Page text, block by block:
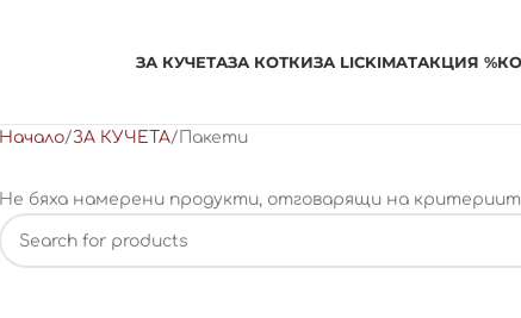
ЗА КУЧЕТАЗА КОТКИЗА LICKIMATАКЦИЯ %
Начало ЗА КУЧЕТА Пакети
Не бяха намерени продукти, отговарящи на